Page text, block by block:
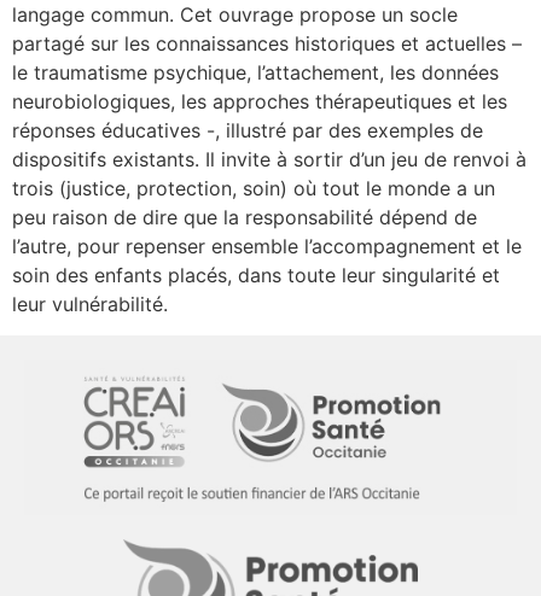
langage commun. Cet ouvrage propose un socle
partagé sur les connaissances historiques et actuelles –
le traumatisme psychique, l’attachement, les données
neurobiologiques, les approches thérapeutiques et les
réponses éducatives -, illustré par des exemples de
dispositifs existants. Il invite à sortir d’un jeu de renvoi à
trois (justice, protection, soin) où tout le monde a un
peu raison de dire que la responsabilité dépend de
l’autre, pour repenser ensemble l’accompagnement et le
soin des enfants placés, dans toute leur singularité et
leur vulnérabilité.